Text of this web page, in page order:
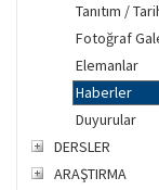
Tanıtım /
Fotoğraf
Elemanlar
Haberler
Duyurular
DERSLER
ARAŞTIRMA